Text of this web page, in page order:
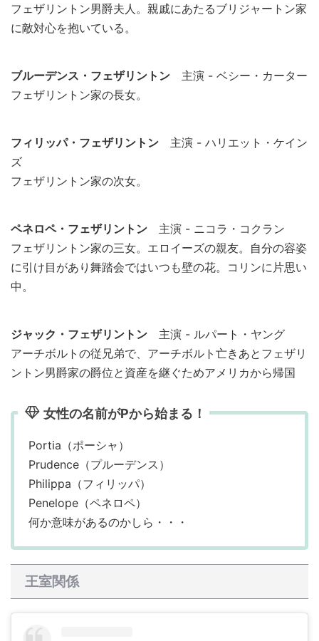
フェザリントン男爵夫人。親戚にあたるブリジャートン家
に敵対心を抱いている。
ブルーデンス・フェザリントン 主演 - ベシー・カーター
フェザリントン家の長女。
フィリッパ・フェザリントン 主演 - ハリエット・ケイン
ズ
フェザリントン家の次女。
ペネロペ・フェザリントン 主演 - ニコラ・コクラン
フェザリントン家の三女。エロイーズの親友。自分の容姿
に引け目があり舞踏会ではいつも壁の花。コリンに片思い
中。
ジャック・フェザリントン 主演 - ルパート・ヤング
アーチボルトの従兄弟で、アーチボルト亡きあとフェザリ
ントン男爵家の爵位と資産を継ぐためアメリカから帰国
女性の名前がPから始まる！
Portia（ポーシャ）
Prudence（プルーデンス）
Philippa（フィリッパ）
Penelope（ペネロペ）
何か意味があるのかしら・・・
王室関係